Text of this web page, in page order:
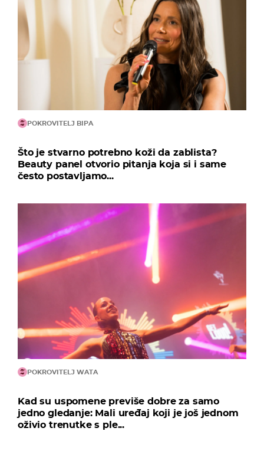
POKROVITELJ BIPA
Što je stvarno potrebno koži da zablista?
Beauty panel otvorio pitanja koja si i same
često postavljamo...
POKROVITELJ WATA
Kad su uspomene previše dobre za samo
jedno gledanje: Mali uređaj koji je još jednom
oživio trenutke s ple...